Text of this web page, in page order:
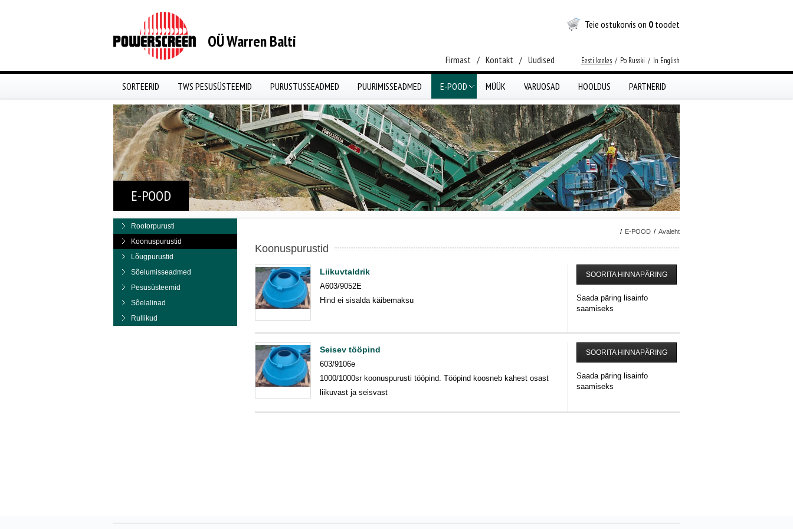
OÜ Warren Balti
Teie ostukorvis on 0 toodet
Firmast / Kontakt / Uudised Eesti keeles / Po Russki / In English
SORTEERID TWS PESUSÜSTEEMID PURUSTUSSEADMED PUURIMISSEADMED E-POOD MÜÜK VARUOSAD HOOLDUS PARTNERID
E-POOD
Rootorpurusti
Koonuspurustid
Lõugpurustid
Sõelumisseadmed
Pesusüsteemid
Sõelalinad
Rullikud
/ E-POOD / Avaleht
Koonuspurustid
Liikuvtaldrik
A603/9052E
Hind ei sisalda käibemaksu
SOORITA HINNAPÄRING
Saada päring lisainfo
saamiseks
Seisev tööpind
603/9106e
1000/1000sr koonuspurusti tööpind. Tööpind koosneb kahest osast
liikuvast ja seisvast
SOORITA HINNAPÄRING
Saada päring lisainfo
saamiseks